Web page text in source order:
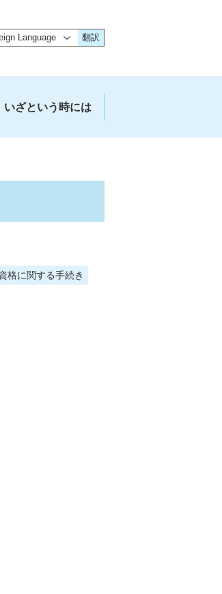
翻訳
いざという時には
格に関する手続き